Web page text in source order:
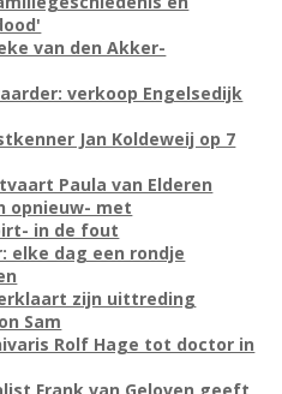
van den Akker-
verkoop Engelsedijk
Jan Koldeweij op 7
Paula van Elderen
opnieuw- met
in de fout
elke dag een rondje
zijn uittreding
Sam
Rolf Hage tot doctor in